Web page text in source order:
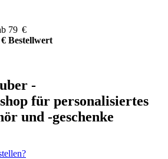
79 €
Bestellwert
-
für personalisiertes
und -geschenke